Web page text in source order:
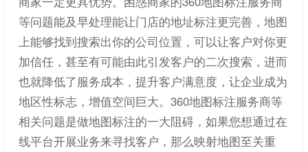
等问题能及早处理能让门店的地址标注更完善，地图
上能够找到搜索出你的公司位置，可以让客户对你更
加信任，甚至有可能由此引发客户的二次搜索，进而
也就降低了服务成本，提升客户满意度，让企业成为
地区性标志，增值空间巨大。360地图标注服务商等
相关问题是做地图标注的一大阻碍，如果您想通过在
线平台开展业务来寻找客户，那么映射地图至关重